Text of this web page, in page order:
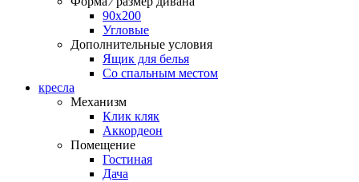
90х200
Угловые
Дополнительные условия
Ящик для белья
Со спальным местом
кресла
Механизм
Клик кляк
Аккордеон
Помещение
Гостиная
Дача